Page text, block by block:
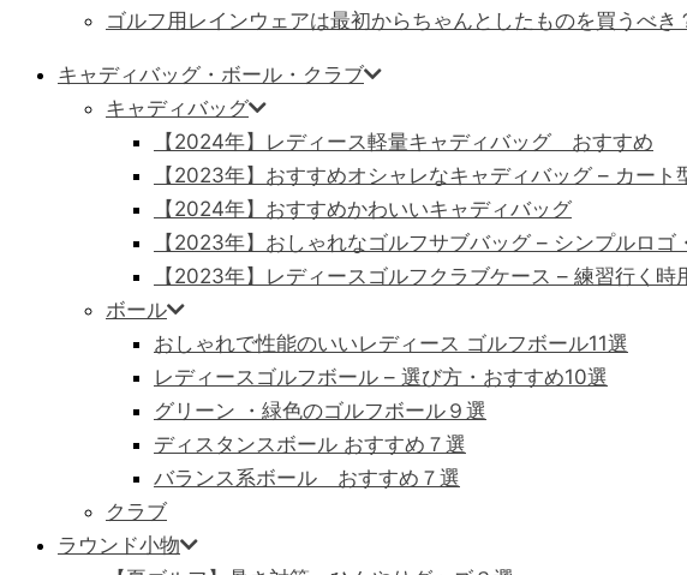
ゴルフ用レインウェアは最初からちゃんとしたものを買うべき
キャディバッグ・ボール・クラブ
キャディバッグ
【2024年】レディース軽量キャディバッグ おすすめ
【2023年】おすすめオシャレなキャディバッグ – カート
【2024年】おすすめかわいいキャディバッグ
【2023年】おしゃれなゴルフサブバッグ – シンプルロゴ
【2023年】レディースゴルフクラブケース – 練習行く時
ボール
おしゃれで性能のいいレディース ゴルフボール11選
レディースゴルフボール – 選び方・おすすめ10選
グリーン ・緑色のゴルフボール９選
ディスタンスボール おすすめ７選
バランス系ボール おすすめ７選
クラブ
ラウンド小物